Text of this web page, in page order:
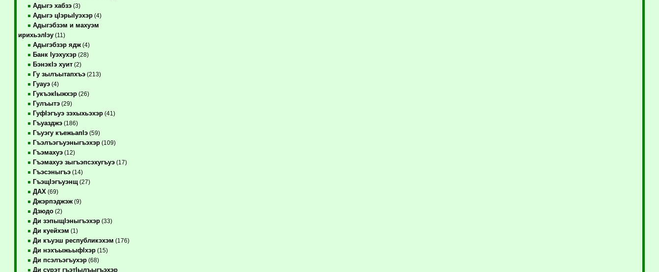
Адыгэ хабзэ(3)
Адыгэ цIэрыIуэхэр(4)
Адыгэбзэм и махуэм
ирихьэлIэу(11)
Адыгэбзэр ядж(4)
Банк Iуэхухэр(28)
БэнэкIэ хуит(2)
Гу зылъытапхъэ(213)
Гуауэ(4)
ГукъэкIыжхэр(26)
Гулъытэ(29)
ГуфIэгъуэ зэхыхьэхэр(41)
Гъуазджэ(186)
Гъуэгу къежьапIэ(59)
Гъэлъэгъуэныгъэхэр(109)
Гъэмахуэ(12)
Гъэмахуэ зыгъэпсэхугъуэ(17)
Гъэсэныгъэ(14)
ГъэщIэгъуэнщ(27)
ДАХ (69)
Джэрпэджэж(9)
Дзюдо(2)
Ди зэпыщIэныгъэхэр(33)
Ди куейхэм (1)
Ди къуэш республикэхэм (176)
Ди нэхъыжьыфIхэр(15)
Ди псэлъэгъухэр(68)
Ди сурэт гъэтIылъыгъэхэр